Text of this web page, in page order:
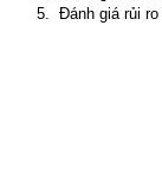
5. Đánh giá rủi